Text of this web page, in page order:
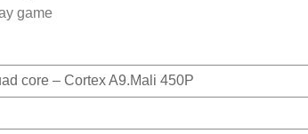
game
core – Cortex A9.Mali 450P